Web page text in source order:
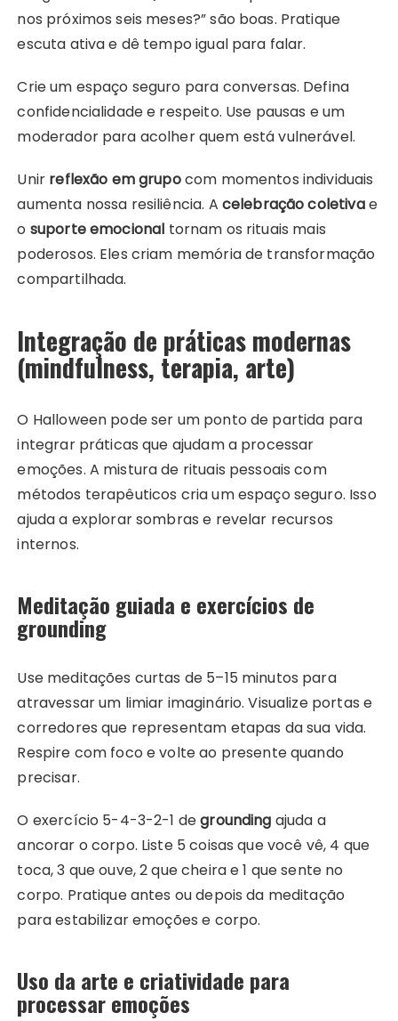
nos próximos seis meses?” são boas. Pratique
escuta ativa e dê tempo igual para falar.
Crie um espaço seguro para conversas. Defina
confidencialidade e respeito. Use pausas e um
moderador para acolher quem está vulnerável.
Unir reflexão em grupocom momentos individuais
aumenta nossa resiliência. A celebração coletivae
o suporte emocional tornam os rituais mais
poderosos. Eles criam memória de transformação
compartilhada.
Integração de práticas modernas
(mindfulness, terapia, arte)
O Halloween pode ser um ponto de partida para
integrar práticas que ajudam a processar
emoções. A mistura de rituais pessoais com
métodos terapêuticos cria um espaço seguro. Isso
ajuda a explorar sombras e revelar recursos
internos.
Meditação guiada e exercícios de
grounding
Use meditações curtas de 5–15 minutos para
atravessar um limiar imaginário. Visualize portas e
corredores que representam etapas da sua vida.
Respire com foco e volte ao presente quando
precisar.
O exercício 5-4-3-2-1 degrounding ajuda a
ancorar o corpo. Liste 5 coisas que você vê, 4 que
toca, 3 que ouve, 2 que cheira e 1 que sente no
corpo. Pratique antes ou depois da meditação
para estabilizar emoções e corpo.
Uso da arte e criatividade para
processar emoções